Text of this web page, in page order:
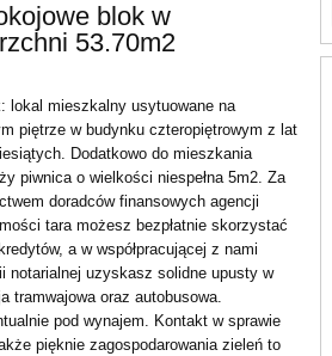
blok w
53.70m2
lokal mieszkalny usytuowane na
piętrze w budynku czteropiętrowym z lat
Dodatkowo do mieszkania
piwnica o wielkości niespełna 5m2. Za
doradców finansowych agencji
tara możesz bezpłatnie skorzystać
a w współpracującej z nami
notarialnej uzyskasz solidne upusty w
tramwajowa oraz autobusowa.
pod wynajem. Kontakt w sprawie
pięknie zagospodarowania zieleń to